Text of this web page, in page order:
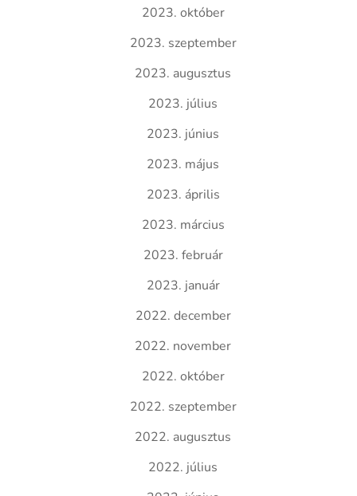
2023. október
2023. szeptember
2023. augusztus
2023. július
2023. június
2023. május
2023. április
2023. március
2023. február
2023. január
2022. december
2022. november
2022. október
2022. szeptember
2022. augusztus
2022. július